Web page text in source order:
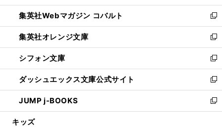
開
く
ウ
で
開
く
ン
ド
ウ
で
開
く
ウ
ィ
ン
ド
ウ
で
開
く
集英社Webマガジン コバルト
新
し
い
ウ
ィ
ン
ド
ウ
で
開
集英社オレンジ文庫
新
し
い
ウ
ィ
ン
ド
ウ
シフォン文庫
新
し
い
ウ
ィ
ン
ダッシュエックス文庫公式サイト
新
し
い
ウ
JUMP j-BOOKS
新
し
キッズ